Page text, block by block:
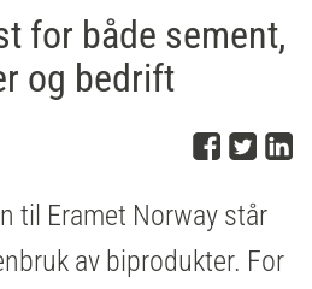
for både sement,
og bedrift
DelDel
til Eramet Norway står
av biprodukter. For